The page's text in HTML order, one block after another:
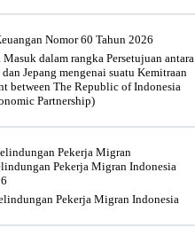
Nomor 60 Tahun 2026
Masuk dalam rangka Persetujuan antara
Jepang mengenai suatu Kemitraan
between The Republic of Indonesia
Partnership)
Pekerja Migran
Pekerja Migran Indonesia
Pekerja Migran Indonesia